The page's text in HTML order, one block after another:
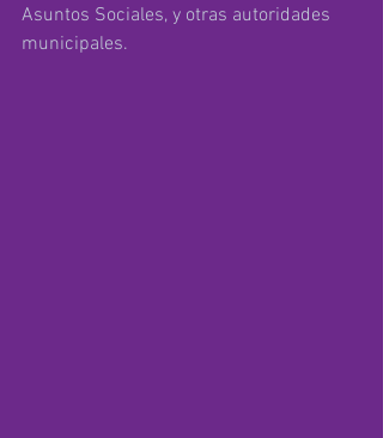
Asuntos Sociales, y otras autoridades
municipales.